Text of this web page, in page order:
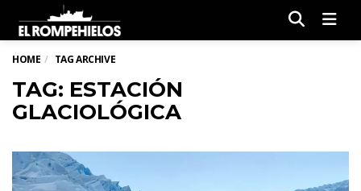
HOME TAG ARCHIVE
TAG: ESTACIÓN
GLACIOLÓGICA